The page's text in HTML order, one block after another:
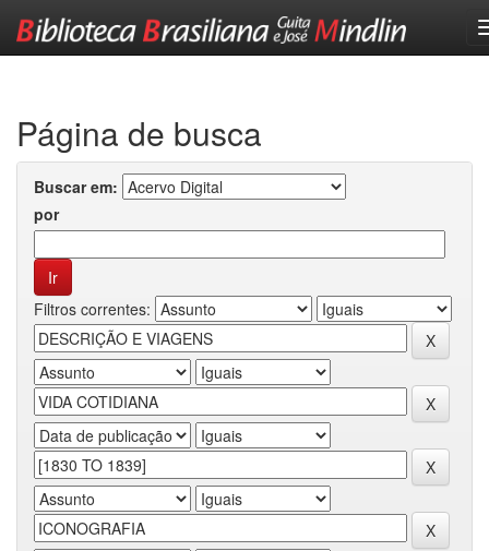
Página de busca
Buscar em:
por
Filtros correntes: